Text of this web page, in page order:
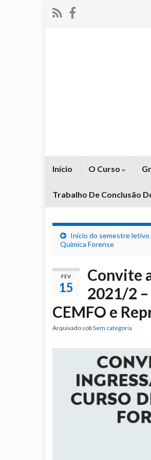
Início O Curso
Trabalho De Conclusão
Início do semestre
Química Forense
FEV
15
Convite
2021/2
CEMFO e
Arquivado sobSem categoria